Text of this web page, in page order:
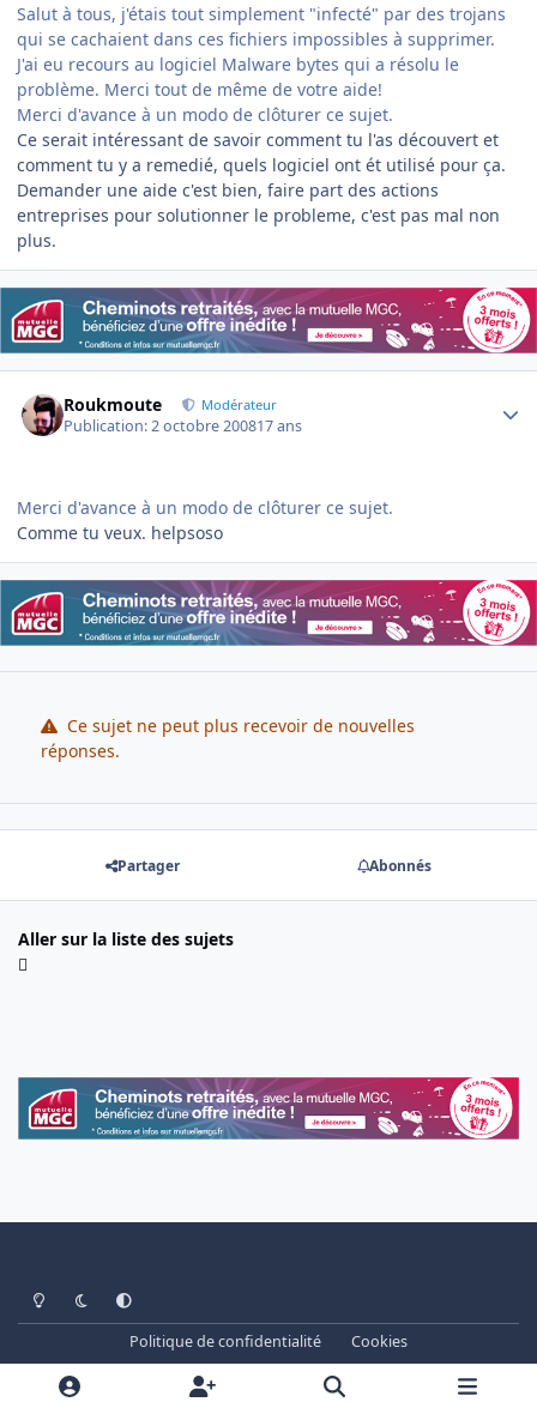
Salut à tous, j'étais tout simplement "infecté" par des trojans
qui se cachaient dans ces fichiers impossibles à supprimer.
J'ai eu recours au logiciel Malware bytes qui a résolu le
problème. Merci tout de même de votre aide!
Merci d'avance à un modo de clôturer ce sujet.
Ce serait intéressant de savoir comment tu l'as découvert et
comment tu y a remedié, quels logiciel ont ét utilisé pour ça.
Demander une aide c'est bien, faire part des actions
entreprises pour solutionner le probleme, c'est pas mal non
plus.
Roukmoute Modérateur
Publication:2 octobre 200817 ans
Merci d'avance à un modo de clôturer ce sujet.
Comme tu veux. helpsoso
Ce sujet ne peut plus recevoir de nouvelles
réponses.
Partager Abonnés
Aller sur la liste des sujets
Light ModeDark ModeSystem Preference
Politique de confidentialité
Cookies
www.cheminots.net - Forum Libre depuis 2003
Powered by
Invision Community